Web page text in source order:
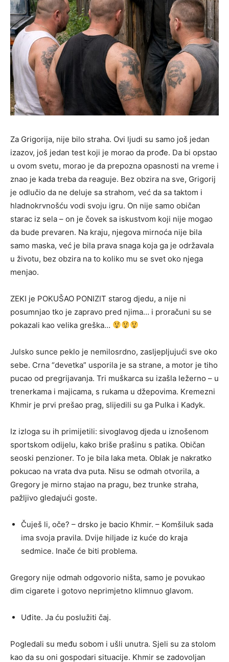
Za Grigorija, nije bilo straha. Ovi ljudi su samo još jedan
izazov, još jedan test koji je morao da prođe. Da bi opstao
u ovom svetu, morao je da prepozna opasnosti na vreme i
znao je kada treba da reaguje. Bez obzira na sve, Grigorij
je odlučio da ne deluje sa strahom, već da sa taktom i
hladnokrvnošću vodi svoju igru. On nije samo običan
starac iz sela – on je čovek sa iskustvom koji nije mogao
da bude prevaren. Na kraju, njegova mirnoća nije bila
samo maska, već je bila prava snaga koja ga je održavala
u životu, bez obzira na to koliko mu se svet oko njega
menjao.
ZEKI je POKUŠAO PONIZIT starog djedu, a nije ni
posumnjao tko je zapravo pred njima… i proračuni su se
pokazali kao velika greška…
Julsko sunce peklo je nemilosrdno, zasljepljujući sve oko
sebe. Crna “devetka” usporila je sa strane, a motor je tiho
pucao od pregrijavanja. Tri muškarca su izašla ležerno – u
trenerkama i majicama, s rukama u džepovima. Kremezni
Khmir je prvi prešao prag, slijedili su ga Pulka i Kadyk.
Iz izloga su ih primijetili: sivoglavog djeda u iznošenom
sportskom odijelu, kako briše prašinu s patika. Običan
seoski penzioner. To je bila laka meta. Oblak je nakratko
pokucao na vrata dva puta. Nisu se odmah otvorila, a
Gregory je mirno stajao na pragu, bez trunke straha,
pažljivo gledajući goste.
Čuješ li, oče? – drsko je bacio Khmir. – Komšiluk sada
ima svoja pravila. Dvije hiljade iz kuće do kraja
sedmice. Inače će biti problema.
Gregory nije odmah odgovorio ništa, samo je povukao
dim cigarete i gotovo neprimjetno klimnuo glavom.
Uđite. Ja ću poslužiti čaj.
Pogledali su među sobom i ušli unutra. Sjeli su za stolom
kao da su oni gospodari situacije. Khmir se zadovoljan